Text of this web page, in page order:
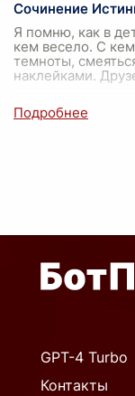
Сочинение
Я помню, как в
кем весело. С
темноты,
наклейками.
GPT-4 Turbo
Контакты